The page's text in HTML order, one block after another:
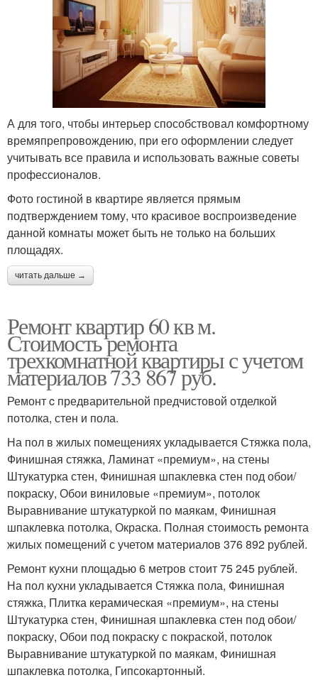
А для того, чтобы интерьер способствовал комфортному
времяпрепровождению, при его оформлении следует
учитывать все правила и использовать важные советы
профессионалов.
Фото гостиной в квартире является прямым
подтверждением тому, что красивое воспроизведение
данной комнаты может быть не только на больших
площадях.
читать дальше →
Ремонт квартир 60 кв м.
Стоимость ремонта
трехкомнатной квартиры с учетом
материалов 733 867 руб.
Ремонт c предварительной предчистовой отделкой
потолка, стен и пола.
На пол в жилых помещениях укладывается Стяжка пола,
Финишная стяжка, Ламинат «премиум», на стены
Штукатурка стен, Финишная шпаклевка стен под обои/
покраску, Обои виниловые «премиум», потолок
Выравнивание штукатуркой по маякам, Финишная
шпаклевка потолка, Окраска. Полная стоимость ремонта
жилых помещений с учетом материалов 376 892 рублей.
Ремонт кухни площадью 6 метров стоит 75 245 рублей.
На пол кухни укладывается Стяжка пола, Финишная
стяжка, Плитка керамическая «премиум», на стены
Штукатурка стен, Финишная шпаклевка стен под обои/
покраску, Обои под покраску с покраской, потолок
Выравнивание штукатуркой по маякам, Финишная
шпаклевка потолка, Гипсокартонный.